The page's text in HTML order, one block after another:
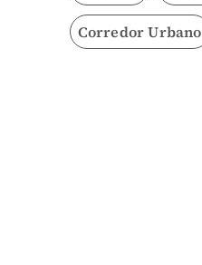
Corredor Urbano